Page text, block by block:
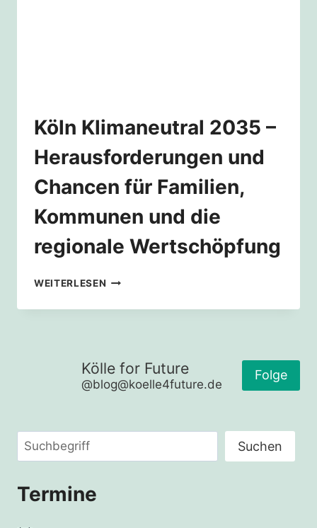
Köln Klimaneutral 2035 –
Herausforderungen und
Chancen für Familien,
Kommunen und die
regionale Wertschöpfung
WEITERLESEN KÖLN
2035
CHANCEN
FÜR
Kölle for Future
@blog@koelle4future.de
Folge
Suchen Suchen
Termine